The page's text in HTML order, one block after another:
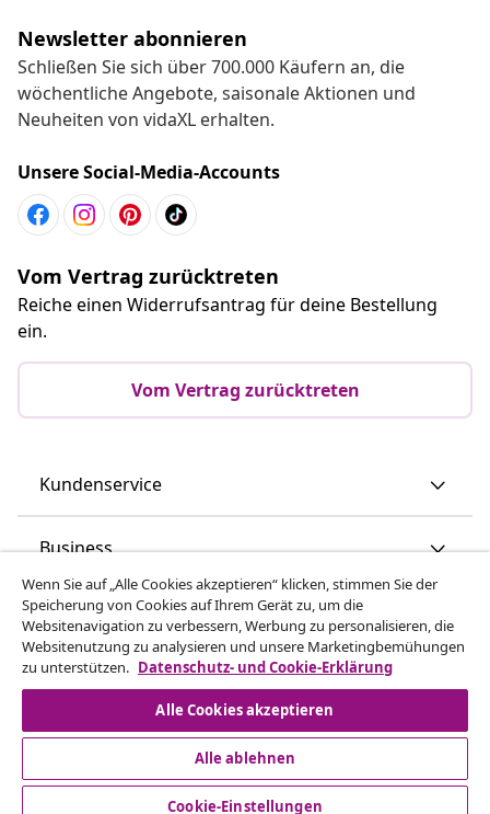
Newsletter abonnieren
Schließen Sie sich über 700.000 Käufern an, die
wöchentliche Angebote, saisonale Aktionen und
Neuheiten von vidaXL erhalten.
Unsere Social-Media-Accounts
Vom Vertrag zurücktreten
Reiche einen Widerrufsantrag für deine Bestellung
ein.
Vom Vertrag zurücktreten
Kundenservice
Business
vidaXL
Mehr entdecken
Wenn Sie auf „Alle Cookies akzeptieren“ klicken, stimmen Sie der
Speicherung von Cookies auf Ihrem Gerät zu, um die
Websitenavigation zu verbessern, Werbung zu personalisieren, die
Websitenutzung zu analysieren und unsere Marketingbemühungen
zu unterstützen. Datenschutz- und Cookie-Erklärung
Alle Cookies akzeptieren
Alle ablehnen
Cookie-Einstellungen